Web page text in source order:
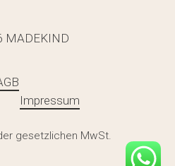
MADEKIND
Impressum
gesetzlichen MwSt.